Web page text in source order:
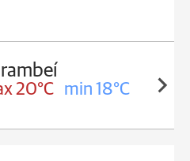
20°C min 18°C